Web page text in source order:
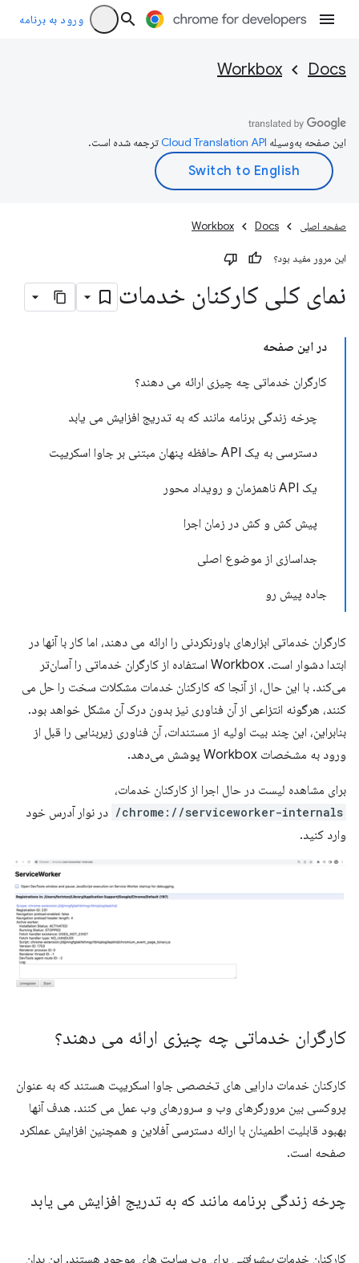
ورود به برنامه
Docs
Workbox
این صفحه به‌وسیله ترجمه شده است.
صفحه اصلی Docs
Workbox
این مرور مفید بود؟
نمای کلی کارکنان خدمات
در این صفحه
کارگران خدماتی چه چیزی ارائه می دهند؟
چرخه زندگی برنامه مانند که به تدریج افزایش می یابد
دسترسی به یک API حافظه پنهان مبتنی بر جاوا اسکریپت
یک API ناهمزمان و رویداد محور
پیش کش و کش در زمان اجرا
جداسازی از موضوع اصلی
جاده پیش رو
کارگران خدماتی ابزارهای باورنکردنی را ارائه می دهند، اما کار با آنها در
ابتدا دشوار است. Workbox استفاده از کارگران خدماتی را آسان‌تر
می‌کند. با این حال، از آنجا که کارکنان خدمات مشکلات سخت را حل می
کنند، هرگونه انتزاعی از آن فناوری نیز بدون درک آن مشکل خواهد بود.
بنابراین، این چند بیت اولیه از مستندات، آن فناوری زیربنایی را قبل از
ورود به مشخصات Workbox پوشش می‌دهد.
برای مشاهده لیست در حال اجرا از کارکنان خدمات،
chrome://serviceworker-internals/
در نوار آدرس خود
وارد کنید.
کارگران خدماتی چه چیزی ارائه می دهند؟
کارکنان خدمات دارایی های تخصصی جاوا اسکریپت هستند که به عنوان
پروکسی بین مرورگرهای وب و سرورهای وب عمل می کنند. هدف آنها
بهبود قابلیت اطمینان با ارائه دسترسی آفلاین و همچنین افزایش عملکرد
صفحه است.
چرخه زندگی برنامه مانند که به تدریج افزایش می یابد
کارکنان خدماتپیشرفتی برای وب سایت های موجود هستند. این بدان